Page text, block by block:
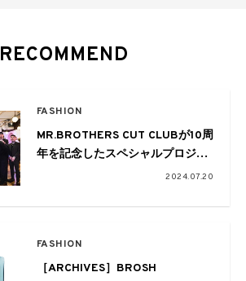
RECOMMEND
FASHION
MR.BROTHERS CUT CLUBが10周
年を記念したスペシャルプロジェ
クトをスタート! バーバーツアー
ボも
2024.07.20
FASHION
［ARCHIVES］BROSH